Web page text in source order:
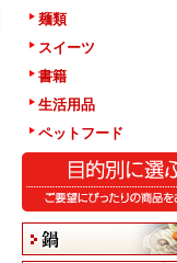
麺類
スイーツ
書籍
生活用品
ペットフード